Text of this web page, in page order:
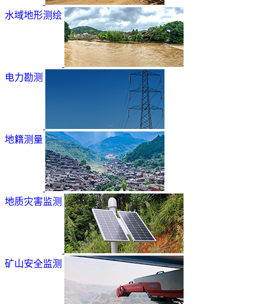
水域地形测绘
电力勘测
地籍测量
地质灾害监测
矿山安全监测